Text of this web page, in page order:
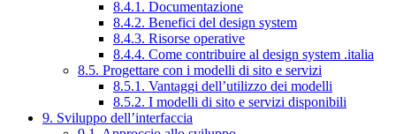
8.4.1. Documentazione
8.4.2. Benefici del design system
8.4.3. Risorse operative
8.4.4. Come contribuire al design system .italia
8.5. Progettare con i modelli di sito e servizi
8.5.1. Vantaggi dell’utilizzo dei modelli
8.5.2. I modelli di sito e servizi disponibili
9. Sviluppo dell’interfaccia